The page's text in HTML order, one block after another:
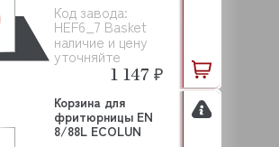
Код завода:
HEF6_7 Basket
наличие и цену
уточняйте
1 147 ₽
Корзина для
фритюрницы EN
8/88L ECOLUN